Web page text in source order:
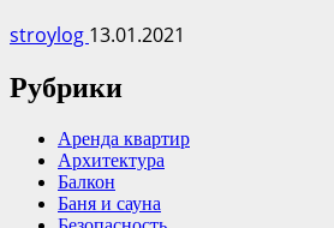
stroylog 13.01.2021
Рубрики
Аренда квартир
Архитектура
Балкон
Баня и сауна